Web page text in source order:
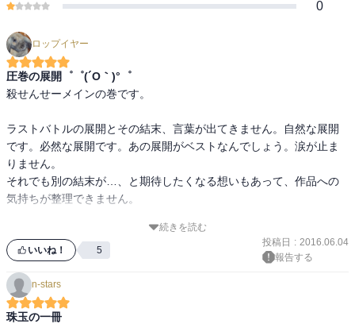
0
ロップイヤー
圧巻の展開゜゜(´O｀)°゜
殺せんせーメインの巻です。
ラストバトルの展開とその結末、言葉が出てきません。自然な展開
です。必然な展開です。あの展開がベストなんでしょう。涙が止ま
りません。
それでも別の結末が…、と期待したくなる想いもあって、作品への
気持ちが整理できません。
この巻でラストであったとしても問題ない仕上がりではあります
が、この先にこそ作品全体の真価が発揮されるのではないかと望み
願わくは、かつて見たことのない素晴らしいエンディングでありま
すように…。
続きを読む
いいね！ 5
投稿日 : 2016.06.04
報告する
n-stars
珠玉の一冊